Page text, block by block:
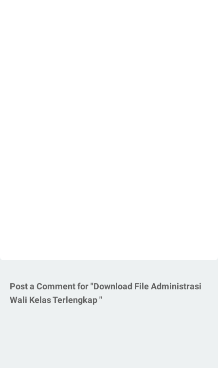
Post a Comment for "Download File Administrasi
Wali Kelas Terlengkap "